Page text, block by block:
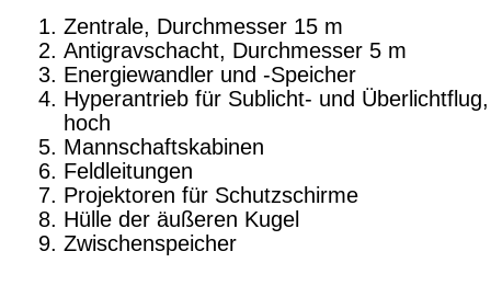
Zentrale, Durchmesser 15 m
Antigravschacht, Durchmesser 5 m
Energiewandler und -Speicher
Hyperantrieb für Sublicht- und
hoch
Mannschaftskabinen
Feldleitungen
Projektoren für Schutzschirme
Hülle der äußeren Kugel
Zwischenspeicher